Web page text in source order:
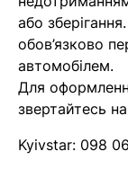
або
обов’язково
автомобілем.
Для
звертайтесь
Kyivstar: 098